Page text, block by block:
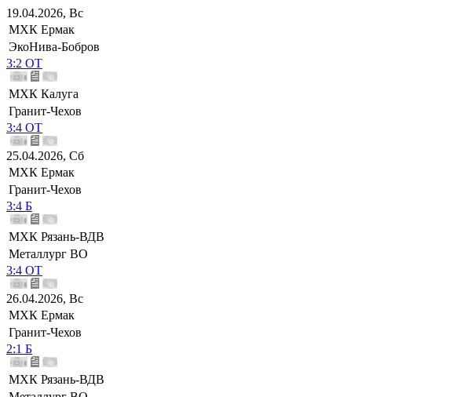
19.04.2026, Вс
МХК Ермак
ЭкоНива-Бобров
3:2 ОТ
МХК Калуга
Гранит-Чехов
3:4 ОТ
25.04.2026, Сб
МХК Ермак
Гранит-Чехов
3:4 Б
МХК Рязань-ВДВ
Металлург ВО
3:4 ОТ
26.04.2026, Вс
МХК Ермак
Гранит-Чехов
2:1 Б
МХК Рязань-ВДВ